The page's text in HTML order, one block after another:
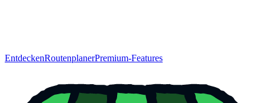
EntdeckenRoutenplanerPremium-Features